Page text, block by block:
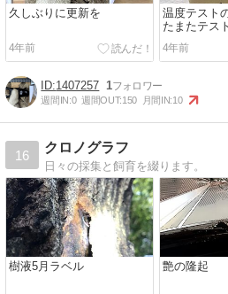
久しぶりに更新を
4年前
温度テスト
たまたテス
4年前
1407257 1
週間IN:0 週間OUT:150 月間IN:10
16
クロノグラフ
日々の採集と飼育を綴ります。
樹液5月ラベル 艶の隆起